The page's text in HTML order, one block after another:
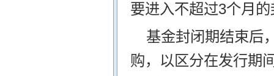
要进入不超过3个月
基金封闭期结束后
购，以区分在发行期